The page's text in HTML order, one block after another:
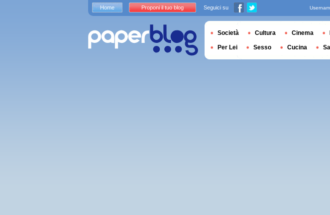
Home Proponi il tuo blog Seguici su
Società Cultura Cinema
Per Lei Sesso Cucina